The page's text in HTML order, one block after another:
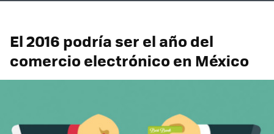
El 2016 podría ser el año del
comercio electrónico en México